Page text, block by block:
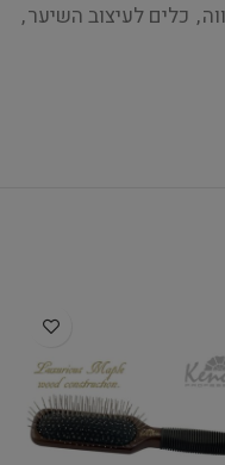
, כלים לעיצוב השיער,